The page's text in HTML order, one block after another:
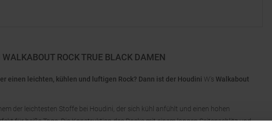
ROCK TRUE BLACK DAMEN
einen leichten, kühlen und luftigen Rock? Dann ist der Houdini W's Walkabout
der leichtesten Stoffe bei Houdini, der sich kühl anfühlt und einen hohen
für heiße Tage. Die Konstruktion des Rocks mit einem langen Seitenschlitz und